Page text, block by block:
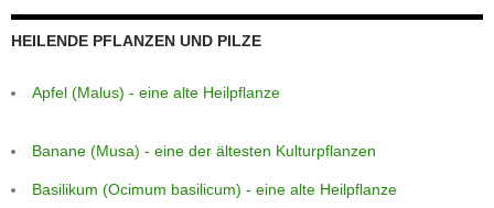
HEILENDE PFLANZEN UND PILZE
Apfel (Malus) - eine alte Heilpflanze
Banane (Musa) - eine der ältesten Kulturpflanzen
Basilikum (Ocimum basilicum) - eine alte Heilpflanze